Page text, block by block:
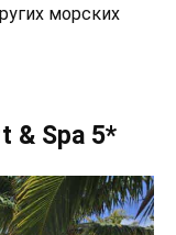
морских
& Spa 5*